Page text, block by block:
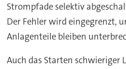
Strompfade selektiv
Der Fehler wird eingegrenzt,
Anlagenteile bleiben
Auch das Starten schwieriger